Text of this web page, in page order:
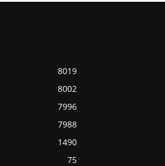
8019
8002
7996
7988
1490
75